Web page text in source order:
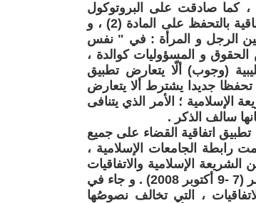
و بالرغم من أن ليبيا قد انضمت إلى اتفاقية سيداو في 1989 ، كما صادقت على البروتوكول
الاختياري الملحق بالاتفاقية ، فإنها قد ربطت مصادقتها على الاتفاقية بالتحفظ على المادة (2) ، و
بين الرجل و المرأة : في " نفس
و المسؤوليات كوالدة ،
(وجوب) ألّا يتعارض تطبيق
. و في يوليو 1995 ، أضافت ليبيا تحفظا جديدا يشترط ألا يتعارض
الإسلامية ؛ الأمر الذي يتنافى
سالف الذكر .
اتفاقية القضاء على جميع
رابطة الجامعات الإسلامية ،
الإسلامية والاتفاقيات
والإعلانات الدولية ، انعقد بمركز المؤتمرات في مدينة طنطا بمصر (7 -9 أكتوبر 2008) . و جاء في
، التي تخالف نصوصُها